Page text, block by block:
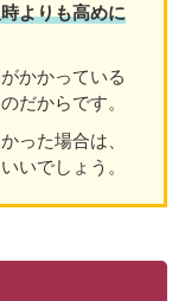
よりも高めに
かかっている
だからです。
った場合は、
いでしょう。